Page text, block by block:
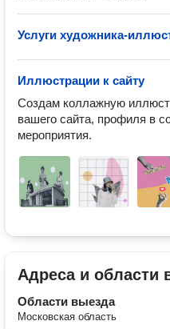
Услуги художника-
Иллюстрации к сайту
Создам коллажную
вашего сайта, профиля в
мероприятия.
Адреса и области
Области выезда
Московская область